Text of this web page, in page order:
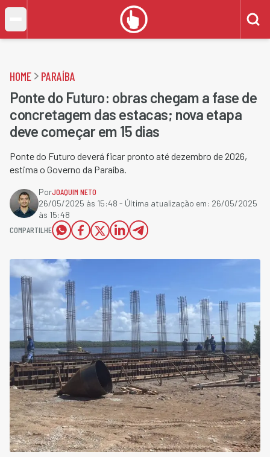
HOME PARAÍBA
Ponte do Futuro: obras chegam a fase de
concretagem das estacas; nova etapa
deve começar em 15 dias
Ponte do Futuro deverá ficar pronto até dezembro de 2026,
estima o Governo da Paraíba.
PorJOAQUIM NETO
26/05/2025 às 15:48 - Última atualização em: 26/05/2025
às 15:48
COMPARTILHE